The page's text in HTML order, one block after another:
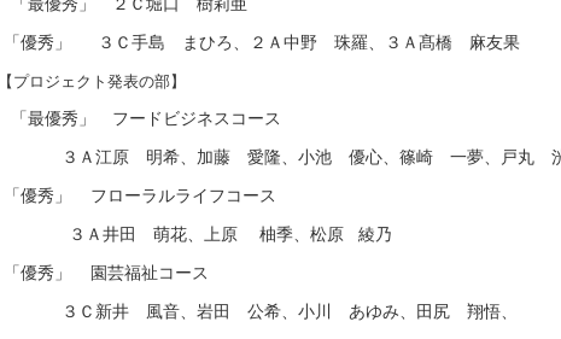
「最優秀」 ２Ｃ堀口 樹莉亜
「優秀」 ３Ｃ手島 まひろ、２Ａ中野 珠羅、３Ａ髙橋 麻友果
【プロジェクト発表の部】
「最優秀」 フードビジネスコース
３Ａ江原 明希、加藤 愛隆、小池 優心、篠崎 一夢、戸丸
「優秀」 フローラルライフコース
３Ａ井田 萌花、上原 柚季、松原 綾乃
「優秀」 園芸福祉コース
３Ｃ新井 風音、岩田 公希、小川 あゆみ、田尻 翔悟、